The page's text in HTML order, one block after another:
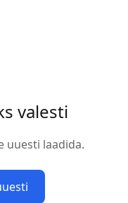
valesti
uuesti laadida.